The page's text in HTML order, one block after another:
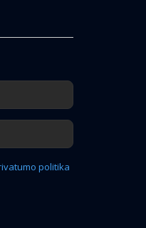
politika